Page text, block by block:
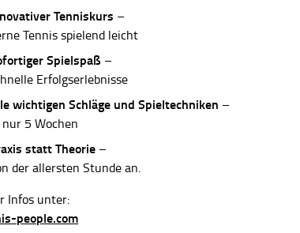
Tenniskurs –
Tennis spielend leicht
Spielspaß –
Erfolgserlebnisse
wichtigen Schläge und Spieltechniken –
5 Wochen
statt Theorie –
der allersten Stunde an.
Infos unter:
people.com